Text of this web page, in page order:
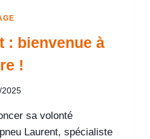
: bienvenue à
!
2025
sa volonté
Laurent, spécialiste